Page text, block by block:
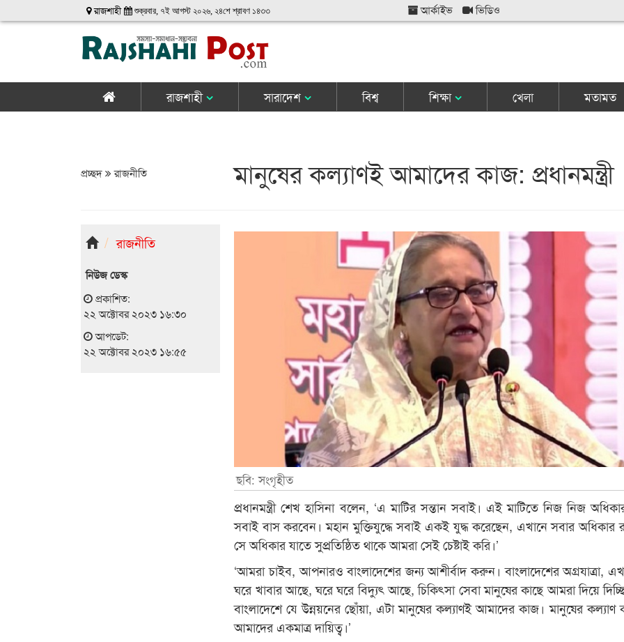
রাজশাহী শুক্রবার, ৭ই আগস্ট ২০২৬, ২৪শে শ্রাবণ ১৪৩৩ আর্কাইভ ভিডিও
রাজশাহী সারাদেশ বিশ্ব শিক্ষা খেলা মতামত
প্রচ্ছদ রাজনীতি মানুষের কল্যাণই আমাদের কাজ: প্রধানমন্ত্রী
রাজনীতি
নিউজ ডেস্ক
প্রকাশিত:
২২ অক্টোবর ২০২৩ ১৬:৩০
আপডেট:
২২ অক্টোবর ২০২৩ ১৬:৫৫
ছবি: সংগৃহীত
প্রধানমন্ত্রী শেখ হাসিনা বলেন, ‘এ মাটির সন্তান সবাই। এই মাটিতে নিজ নিজ
সবাই বাস করবেন। মহান মুক্তিযুদ্ধে সবাই একই যুদ্ধ করেছেন, এখানে সবার অধিকার
সে অধিকার যাতে সুপ্রতিষ্ঠিত থাকে আমরা সেই চেষ্টাই করি।’
‘আমরা চাইব, আপনারও বাংলাদেশের জন্য আশীর্বাদ করুন। বাংলাদেশের অগ্রযাত্রা,
ঘরে খাবার আছে, ঘরে ঘরে বিদ্যুৎ আছে, চিকিৎসা সেবা মানুষের কাছে আমরা দিয়ে
বাংলাদেশে যে উন্নয়নের ছোঁয়া, এটা মানুষের কল্যাণই আমাদের কাজ। মানুষের কল্যাণ
আমাদের একমাত্র দায়িত্ব।’